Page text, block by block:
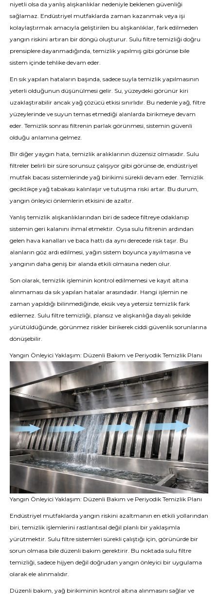
niyetli olsa da yanlış alışkanlıklar nedeniyle beklenen güvenliği
sağlamaz. Endüstriyel mutfaklarda zaman kazanmak veya işi
kolaylaştırmak amacıyla geliştirilen bu alışkanlıklar, fark edilmeden
yangın riskini artıran bir döngü oluşturur. Sulu filtre temizliği doğru
prensiplere dayanmadığında, temizlik yapılmış gibi görünse bile
sistem içinde tehlike devam eder.
En sık yapılan hataların başında, sadece suyla temizlik yapılmasının
yeterli olduğunun düşünülmesi gelir. Su, yüzeydeki görünür kiri
uzaklaştırabilir ancak yağ çözücü etkisi sınırlıdır. Bu nedenle yağ, filtre
yüzeylerinde ve suyun temas etmediği alanlarda birikmeye devam
eder. Temizlik sonrası filtrenin parlak görünmesi, sistemin güvenli
olduğu anlamına gelmez.
Bir diğer yaygın hata, temizlik aralıklarının düzensiz olmasıdır. Sulu
filtreler belirli bir süre sorunsuz çalışıyor gibi görünse de, endüstriyel
mutfak bacası sistemlerinde yağ birikimi sürekli devam eder. Temizlik
geciktikçe yağ tabakası kalınlaşır ve tutuşma riski artar. Bu durum,
yangın önleyici önlemlerin etkisini de azaltır.
Yanlış temizlik alışkanlıklarından biri de sadece filtreye odaklanıp
sistemin geri kalanını ihmal etmektir. Oysa sulu filtrenin ardından
gelen hava kanalları ve baca hattı da aynı derecede risk taşır. Bu
alanların göz ardı edilmesi, yağın sistem boyunca yayılmasına ve
yangının daha geniş bir alanda etkili olmasına neden olur.
Son olarak, temizlik işleminin kontrol edilmemesi ve kayıt altına
alınmaması da sık yapılan hatalar arasındadır. Hangi işlemin ne
zaman yapıldığı bilinmediğinde, eksik veya yetersiz temizlik fark
edilemez. Sulu filtre temizliği, plansız ve alışkanlığa dayalı şekilde
yürütüldüğünde, görünmez riskler birikerek ciddi güvenlik sorunlarına
dönüşebilir.
Yangın Önleyici Yaklaşım: Düzenli Bakım ve Periyodik Temizlik Planı
Yangın Önleyici Yaklaşım: Düzenli Bakım ve Periyodik Temizlik Planı
Endüstriyel mutfaklarda yangın riskini azaltmanın en etkili yollarından
biri, temizlik işlemlerini rastlantısal değil planlı bir yaklaşımla
yürütmektir. Sulu filtre sistemleri sürekli çalıştığı için, görünürde bir
sorun olmasa bile düzenli bakım gerektirir. Bu noktada sulu filtre
temizliği, sadece hijyen değil doğrudan yangın önleyici bir uygulama
olarak ele alınmalıdır.
Düzenli bakım, yağ birikiminin kontrol altına alınmasını sağlar ve